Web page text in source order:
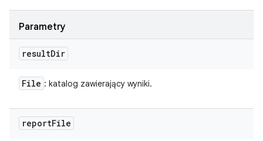
Parametry
resultDir
File : katalog zawierający wyniki.
reportFile